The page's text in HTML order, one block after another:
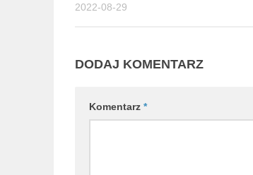
2022-08-29
DODAJ KOMENTARZ
Komentarz *